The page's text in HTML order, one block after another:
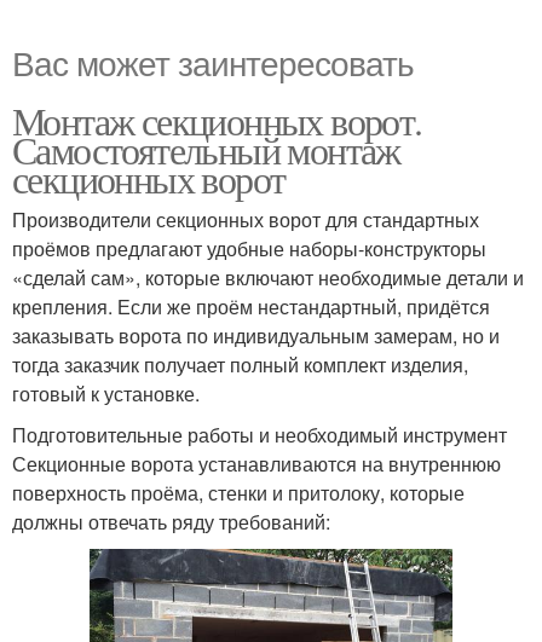
Вас может заинтересовать
Монтаж секционных ворот.
Самостоятельный монтаж
секционных ворот
Производители секционных ворот для стандартных
проёмов предлагают удобные наборы-конструкторы
«сделай сам», которые включают необходимые детали и
крепления. Если же проём нестандартный, придётся
заказывать ворота по индивидуальным замерам, но и
тогда заказчик получает полный комплект изделия,
готовый к установке.
Подготовительные работы и необходимый инструмент
Секционные ворота устанавливаются на внутреннюю
поверхность проёма, стенки и притолоку, которые
должны отвечать ряду требований: